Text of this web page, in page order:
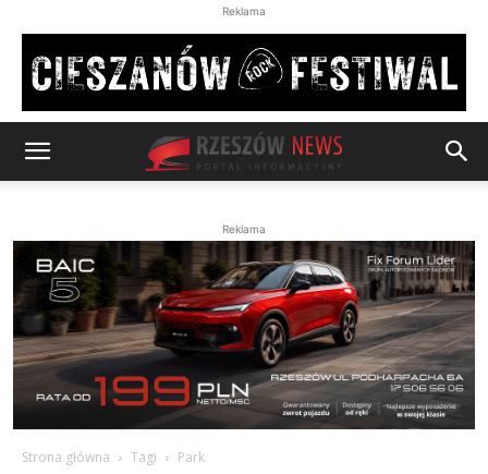
Reklama
Reklama
Strona główna Tagi Park